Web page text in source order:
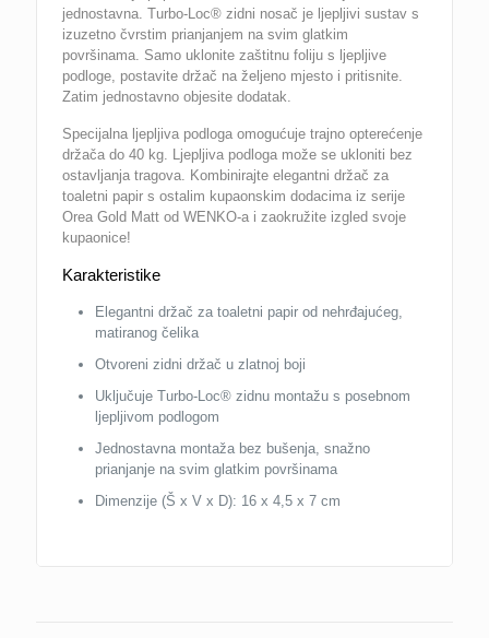
jednostavna. Turbo-Loc® zidni nosač je ljepljivi sustav s
izuzetno čvrstim prianjanjem na svim glatkim
površinama. Samo uklonite zaštitnu foliju s ljepljive
podloge, postavite držač na željeno mjesto i pritisnite.
Zatim jednostavno objesite dodatak.
Specijalna ljepljiva podloga omogućuje trajno opterećenje
držača do 40 kg. Ljepljiva podloga može se ukloniti bez
ostavljanja tragova. Kombinirajte elegantni držač za
toaletni papir s ostalim kupaonskim dodacima iz serije
Orea Gold Matt od WENKO-a i zaokružite izgled svoje
kupaonice!
Karakteristike
Elegantni držač za toaletni papir od nehrđajućeg,
matiranog čelika
Otvoreni zidni držač u zlatnoj boji
Uključuje Turbo-Loc® zidnu montažu s posebnom
ljepljivom podlogom
Jednostavna montaža bez bušenja, snažno
prianjanje na svim glatkim površinama
Dimenzije (Š x V x D): 16 x 4,5 x 7 cm